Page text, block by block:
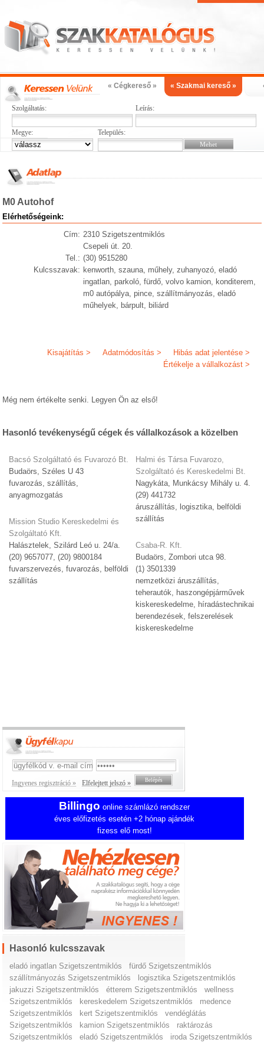
« Cégkereső » « Szakmai kereső »
Szolgáltatás: Leírás:
Megye: Település:
M0 Autohof
Elérhetőségeink:
Cím: 2310 Szigetszentmiklós
Csepeli út. 20.
Tel.: (30) 9515280
Kulcsszavak: kenworth, szauna, műhely, zuhanyozó, eladó
ingatlan, parkoló, fürdő, volvo kamion, konditerem,
m0 autópálya, pince, szállítmányozás, eladó
műhelyek, bárpult, biliárd
Hibás adat jelentése >
Adatmódosítás >
Kisajátítás >
Értékelje a vállalkozást >
Még nem értékelte senki. Legyen Ön az első!
Hasonló tevékenységű cégek és vállalkozások a közelben
Bacsó Szolgáltató és Fuvarozó Bt.
Budaörs, Széles U 43
fuvarozás, szállítás,
anyagmozgatás
Mission Studio Kereskedelmi és
Szolgáltató Kft.
Halásztelek, Szilárd Leó u. 24/a.
(20) 9657077, (20) 9800184
fuvarszervezés, fuvarozás, belföldi
szállítás
Halmi és Társa Fuvarozo,
Szolgáltató és Kereskedelmi Bt.
Nagykáta, Munkácsy Mihály u. 4.
(29) 441732
áruszállítás, logisztika, belföldi
szállítás
Csaba-R. Kft.
Budaörs, Zombori utca 98.
(1) 3501339
nemzetközi áruszállítás,
teherautók, haszongépjárművek
kiskereskedelme, híradástechnikai
berendezések, felszerelések
kiskereskedelme
Ingyenes regisztráció » Elfelejtett jelszó »
Billingo online számlázó rendszer
éves előfizetés esetén +2 hónap ajándék
fizess elő most!
Hasonló kulcsszavak
eladó ingatlan Szigetszentmiklós
fürdő Szigetszentmiklós
szállítmányozás Szigetszentmiklós
logisztika Szigetszentmiklós
jakuzzi Szigetszentmiklós
étterem Szigetszentmiklós
wellness
Szigetszentmiklós
kereskedelem Szigetszentmiklós
medence
Szigetszentmiklós
kert Szigetszentmiklós
vendéglátás
Szigetszentmiklós
kamion Szigetszentmiklós
raktározás
Szigetszentmiklós
eladó Szigetszentmiklós iroda Szigetszentmiklós